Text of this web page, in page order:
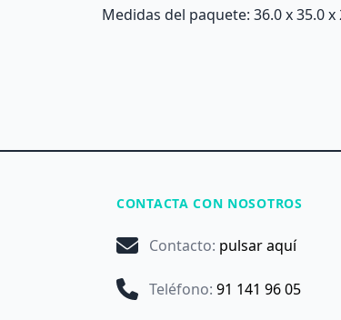
Medidas del paquete: 36.0 x 35.0 x
CONTACTA CON NOSOTROS
Contacto: pulsar aquí
Teléfono: 91 141 96 05